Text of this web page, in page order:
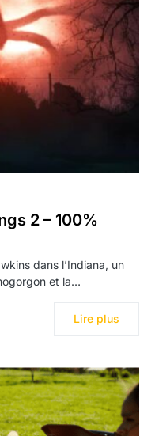
2 – 100%
dans l’Indiana, un
et la…
Lire plus